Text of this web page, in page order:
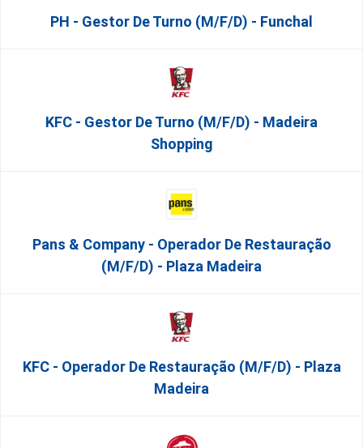
PH - Gestor De Turno (m/f/d) - Funchal
KFC - Gestor De Turno (m/f/d) - Madeira
Shopping
Pans & Company - Operador De Restauração
(m/f/d) - Plaza Madeira
KFC - Operador De Restauração (m/f/d) - Plaza
Madeira